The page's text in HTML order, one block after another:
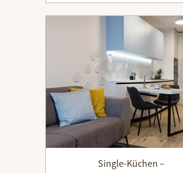
Single-Küchen –